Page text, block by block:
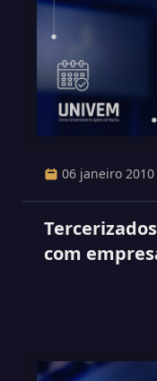
06 janeiro 2010
com